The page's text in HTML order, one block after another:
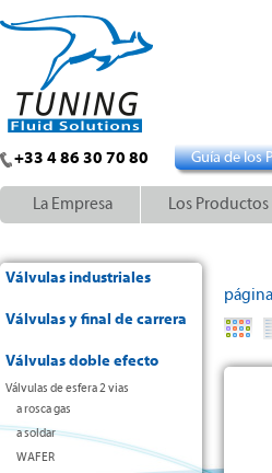
+33 4 86 30 70 80 Guía de los
La Empresa Los Productos
Válvulas industriales
Válvulas y final de carrera
Válvulas doble efecto
Válvulas de esfera 2 vias
a rosca gas
a soldar
WAFER